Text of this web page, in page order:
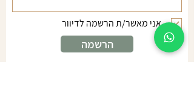
אני מאשר/ת הרשמה לדיוור
הרשמה